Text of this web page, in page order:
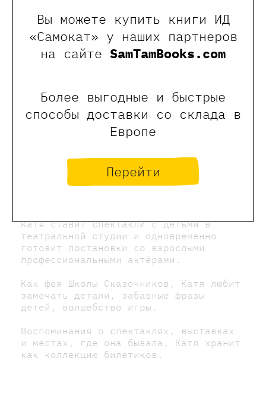
Вы можете купить книги ИД
«Самокат» у наших партнеров
на сайте SamTamBooks.com
Более выгодные и быстрые
способы доставки со склада в
Европе
Перейти
Екатерина Толкунова
Режиссёр театра, выдумщица и мама
двоих детей. Ведущая программ Школы
Катя ставит спектакли с детьми в
театральной студии и одновременно
готовит постановки со взрослыми
профессиональными актёрами.
Как фея Школы Сказочников, Катя любит
замечать детали, забавные фразы
детей, волшебство игры.
Воспоминания о спектаклях, выставках
и местах, где она бывала, Катя хранит
как коллекцию билетиков.